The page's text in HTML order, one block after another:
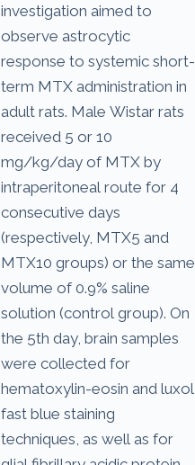
investigation aimed to
observe astrocytic
response to systemic short-
term MTX administration in
adult rats. Male Wistar rats
received 5 or 10
mg/kg/day of MTX by
intraperitoneal route for 4
consecutive days
(respectively, MTX5 and
MTX10 groups) or the same
volume of 0.9% saline
solution (control group). On
the 5th day, brain samples
were collected for
hematoxylin-eosin and luxol
fast blue staining
techniques, as well as for